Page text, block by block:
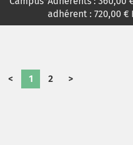
emploie 812 salariés...
adhérent : 720,00 €
< 1 2 >